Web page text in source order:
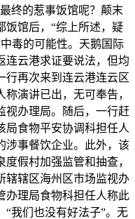
终的惹事饭馆呢？颠末
饭馆后，“综上所述，疑
毒的可能性。天鹅国际
连云港求证要说法，但均
行再次来到连云港连云区
演讲已出，无可奉告，
视办理局。随后，一行赶
局食物平安协调科担任人
涉事餐饮企业。此外，该
假村加强监管和抽查，
辖辖区海州区市场监视办
办理局食物科担任人称此
我们也没有好法子”。无